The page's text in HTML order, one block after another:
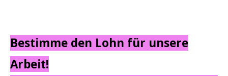
Bestimme den Lohn für unsere
Arbeit!